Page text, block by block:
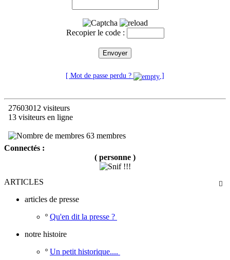
Recopier le code :
Envoyer
[ Mot de passe perdu ? ]
27603012 visiteurs
13 visiteurs en ligne
63 membres
Connectés :
( personne )

ARTICLES
articles de presse
º Qu'en dit la presse ?
notre histoire
º Un petit historique....